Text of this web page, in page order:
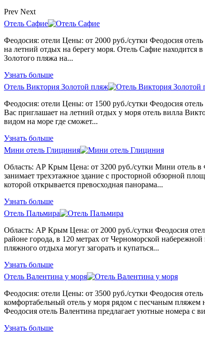
Prev Next
Отель Сафие
Феодосия: отели Цены: от 2000 руб./сутки Феодосия
на летний отдых на берегу моря. Отель Сафие находится
Золотого пляжа на...
Узнать больше
Отель Виктория Золотой пляж
Феодосия: отели Цены: от 1500 руб./сутки Феодосия
Вас приглашает на летний отдых у моря отель вилла
видом на море где сможет...
Узнать больше
Мини отель Глициния
Область: АР Крым Цена: от 3200 руб./сутки Мини отель
занимает трехэтажное здание с просторной обзорной
которой открывается превосходная панорама...
Узнать больше
Отель Пальмира
Область: АР Крым Цена: от 2000 руб./сутки Феодосия
районе города, в 120 метрах от Черноморской
пляжного отдыха могут загорать и купаться...
Узнать больше
Отель Валентина у моря
Феодосия: отели Цены: от 3500 руб./сутки Феодосия
комфортабельный отель у моря рядом с песчаным пляжем
Феодосия отель Валентина предлагает уютные номера с
Узнать больше